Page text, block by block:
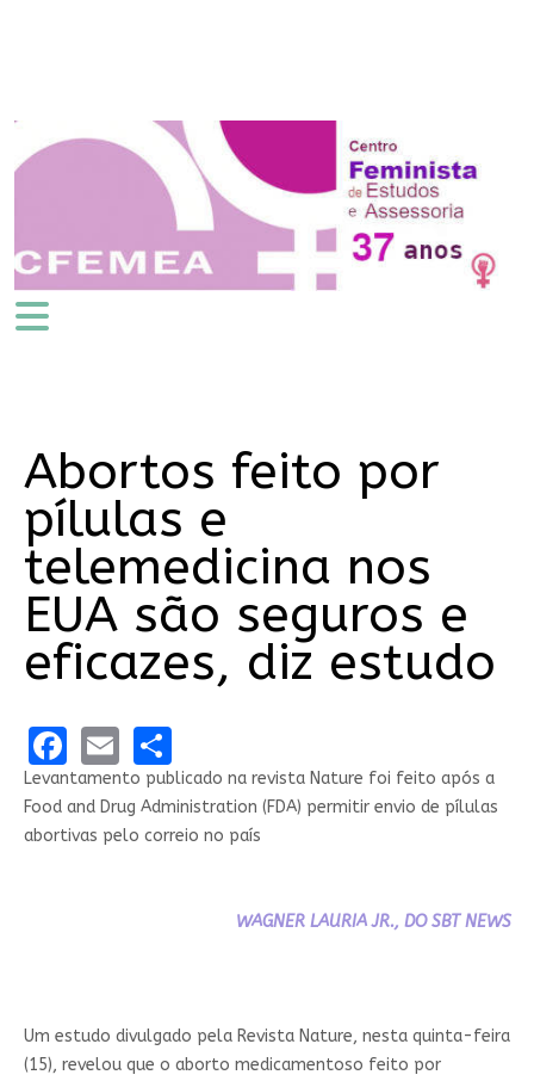
Abortos feito por
pílulas e
telemedicina nos
EUA são seguros e
eficazes, diz estudo
Facebook
EmailShare
Levantamento publicado na revista Nature foi feito após a
Food and Drug Administration (FDA) permitir envio de pílulas
abortivas pelo correio no país
WAGNER LAURIA JR., DO SBT NEWS
Um estudo divulgado pela Revista Nature, nesta quinta-feira
(15), revelou que o aborto medicamentoso feito por